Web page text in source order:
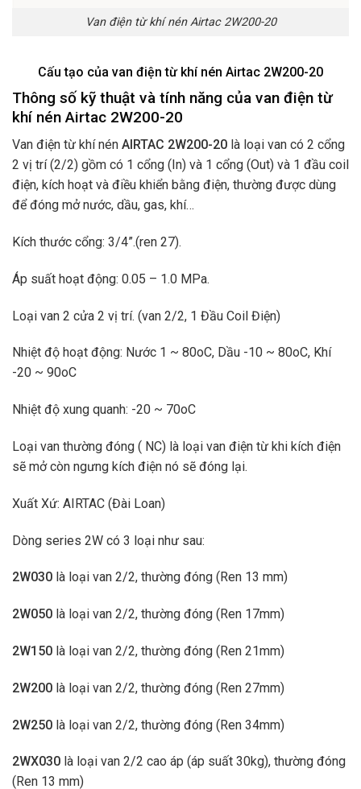
Van điện từ khí nén Airtac 2W200-20
Cấu tạo của van điện từ khí nén Airtac 2W200-20
Thông số kỹ thuật và tính năng của van điện từ
khí nén Airtac 2W200-20
Van điện từ khí nén AIRTAC 2W200-20 là loại van có 2 cổng
2 vị trí (2/2) gồm có 1 cổng (In) và 1 cổng (Out) và 1 đầu coil
điện, kích hoạt và điều khiển bằng điện, thường được dùng
để đóng mở nước, dầu, gas, khí…
Kích thước cổng: 3/4”.(ren 27).
Áp suất hoạt động: 0.05 – 1.0 MPa.
Loại van 2 cửa 2 vị trí. (van 2/2, 1 Đầu Coil Điện)
Nhiệt độ hoạt động: Nước 1 ~ 80oC, Dầu -10 ~ 80oC, Khí
-20 ~ 90oC
Nhiệt độ xung quanh: -20 ~ 70oC
Loại van thường đóng ( NC) là loại van điện từ khi kích điện
sẽ mở còn ngưng kích điện nó sẽ đóng lại.
Xuất Xứ: AIRTAC (Đài Loan)
Dòng series 2W có 3 loại như sau:
2W030 là loại van 2/2, thường đóng (Ren 13 mm)
2W050 là loại van 2/2, thường đóng (Ren 17mm)
2W150 là loại van 2/2, thường đóng (Ren 21mm)
2W200 là loại van 2/2, thường đóng (Ren 27mm)
2W250 là loại van 2/2, thường đóng (Ren 34mm)
2WX030 là loại van 2/2 cao áp (áp suất 30kg), thường đóng
(Ren 13 mm)